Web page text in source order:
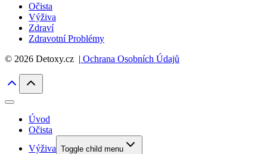
Očista
Výživa
Zdraví
Zdravotní Problémy
© 2026 Detoxy.cz | Ochrana Osobních Údajů
Úvod
Očista
Výživa Toggle child menu